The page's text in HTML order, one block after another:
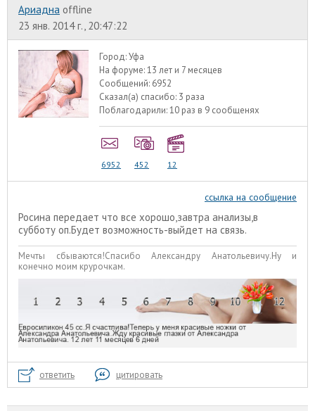
Ариадна offline
23 янв. 2014 г., 20:47:22
Город:Уфа
На форуме:13 лет и 7 месяцев
Сообщений: 6952
Сказал(а) спасибо: 3 раза
Поблагодарили:10 раз в 9 сообщенях
6952 452 12
ссылка на сообщение
Росина передает что все хорошо,завтра анализы,в
субботу оп.Будет возможность-выйдет на связь.
Мечты сбываются!Спасибо Александру Анатольевичу.Ну и
конечно моим крурочкам.
ответить цитировать